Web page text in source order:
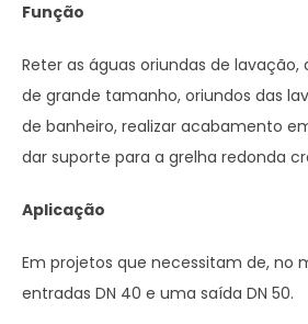
Função
Reter as águas oriundas de lavação,
de grande tamanho, oriundos das
de banheiro, realizar acabamento
dar suporte para a grelha redonda
Aplicação
Em projetos que necessitam de, no
entradas DN 40 e uma saída DN 50.